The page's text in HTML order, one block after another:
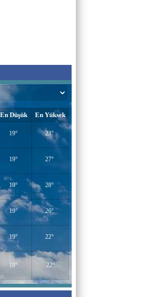
Aileyi Bitirme Projesi
Hayatındaki Değişimler
SIRLARI
Çelebi
sokakları
En Düşük En Yüksek
19° 23°
19° 27°
19° 28°
19° 26°
19° 22°
18° 22°